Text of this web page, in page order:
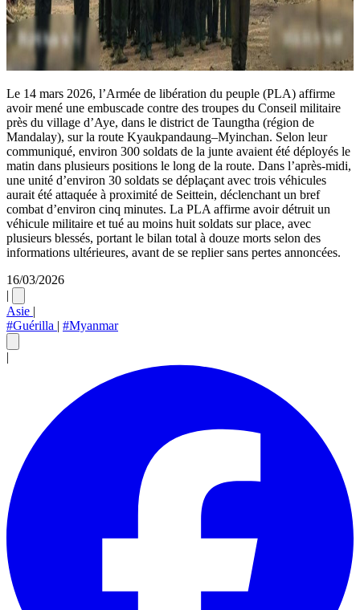
Le 14 mars 2026, l’Armée de libération du peuple (PLA) affirme
avoir mené une embuscade contre des troupes du Conseil militaire
près du village d’Aye, dans le district de Taungtha (région de
Mandalay), sur la route Kyaukpandaung–Myinchan. Selon leur
communiqué, environ 300 soldats de la junte avaient été déployés le
matin dans plusieurs positions le long de la route. Dans l’après-midi,
une unité d’environ 30 soldats se déplaçant avec trois véhicules
aurait été attaquée à proximité de Seittein, déclenchant un bref
combat d’environ cinq minutes. La PLA affirme avoir détruit un
véhicule militaire et tué au moins huit soldats sur place, avec
plusieurs blessés, portant le bilan total à douze morts selon des
informations ultérieures, avant de se replier sans pertes annoncées.
16/03/2026
|
Asie |
#Guérilla | #Myanmar
|